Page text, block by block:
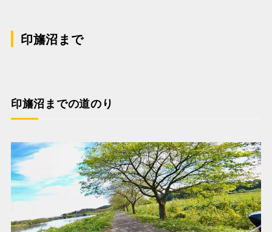
印旛沼まで
印旛沼までの道のり